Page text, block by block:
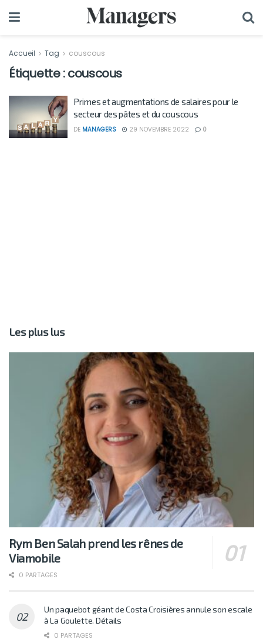
Accueil Tag couscous
Étiquette :couscous
Primes et augmentations de salaires pour le
secteur des pâtes et du couscous
DE MANAGERS 29 NOVEMBRE 2022 0
Les plus lus
Rym Ben Salah prend les rênes de
Viamobile
0 PARTAGES
Un paquebot géant de Costa Croisières annule son escale
à La Goulette. Détails
0 PARTAGES